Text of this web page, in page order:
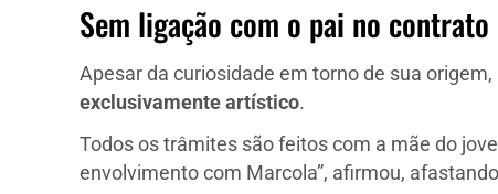
Sem ligação com o pai no contrato
Apesar da curiosidade em torno de sua
exclusivamente artístico.
Todos os trâmites são feitos com a mãe do
envolvimento com Marcola”, afirmou,